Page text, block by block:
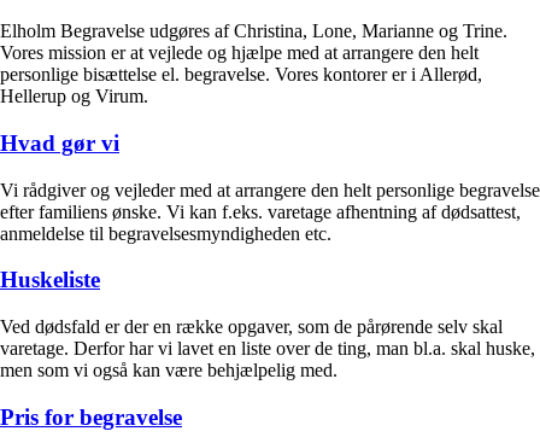
Elholm Begravelse udgøres af Christina, Lone, Marianne og Trine.
Vores mission er at vejlede og hjælpe med at arrangere den helt
personlige bisættelse el. begravelse. Vores kontorer er i Allerød,
Hellerup og Virum.
Hvad gør vi
Vi rådgiver og vejleder med at arrangere den helt personlige begravelse
efter familiens ønske. Vi kan f.eks. varetage afhentning af dødsattest,
anmeldelse til begravelsesmyndigheden etc.
Huskeliste
Ved dødsfald er der en række opgaver, som de pårørende selv skal
varetage. Derfor har vi lavet en liste over de ting, man bl.a. skal huske,
men som vi også kan være behjælpelig med.
Pris for begravelse